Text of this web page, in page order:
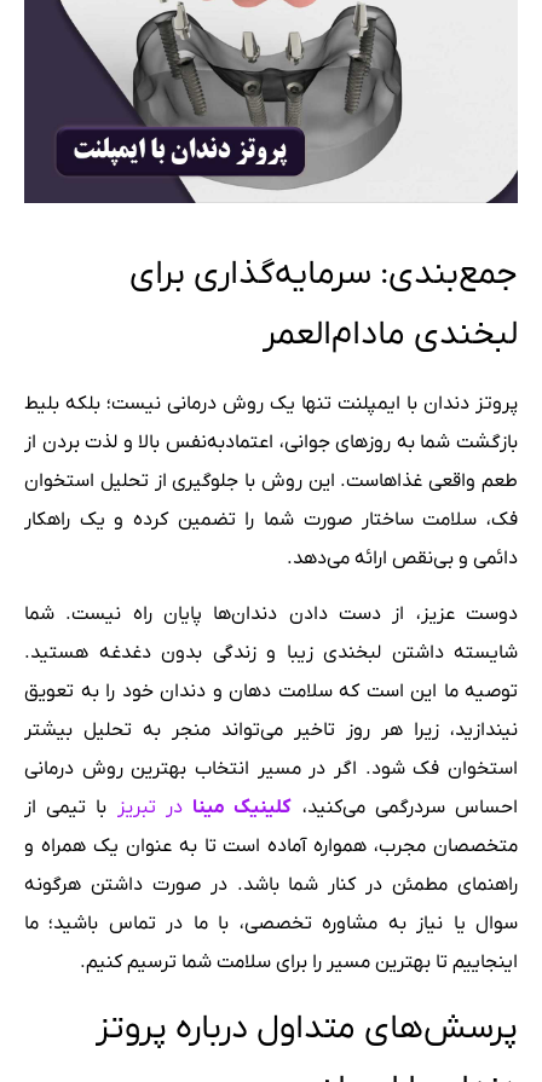
جمع‌بندی: سرمایه‌گذاری برای
لبخندی مادام‌العمر
پروتز دندان با ایمپلنت تنها یک روش درمانی نیست؛ بلکه بلیط
بازگشت شما به روزهای جوانی، اعتماد‌به‌نفس بالا و لذت بردن از
طعم واقعی غذاهاست. این روش با جلوگیری از تحلیل استخوان
فک، سلامت ساختار صورت شما را تضمین کرده و یک راهکار
دائمی و بی‌نقص ارائه می‌دهد.
دوست عزیز، از دست دادن دندان‌ها پایان راه نیست. شما
شایسته داشتن لبخندی زیبا و زندگی بدون دغدغه هستید.
توصیه ما این است که سلامت دهان و دندان خود را به تعویق
نیندازید، زیرا هر روز تاخیر می‌تواند منجر به تحلیل بیشتر
استخوان فک شود. اگر در مسیر انتخاب بهترین روش درمانی
احساس سردرگمی می‌کنید، کلینیک مینا در تبریز با تیمی از
متخصصان مجرب، همواره آماده است تا به عنوان یک همراه و
راهنمای مطمئن در کنار شما باشد. در صورت داشتن هرگونه
سوال یا نیاز به مشاوره تخصصی، با ما در تماس باشید؛ ما
اینجاییم تا بهترین مسیر را برای سلامت شما ترسیم کنیم.
پرسش‌های متداول درباره پروتز